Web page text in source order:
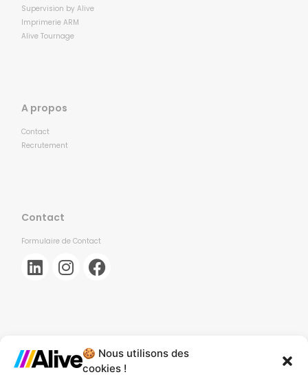
🍪 Nous utilisons des
cookies !
Supervision by Alive
Imprimerie ARM
Alive Tournage
A propos
Contact
Recrutement
Contact
Formulaire de Contact
Agence de Lille